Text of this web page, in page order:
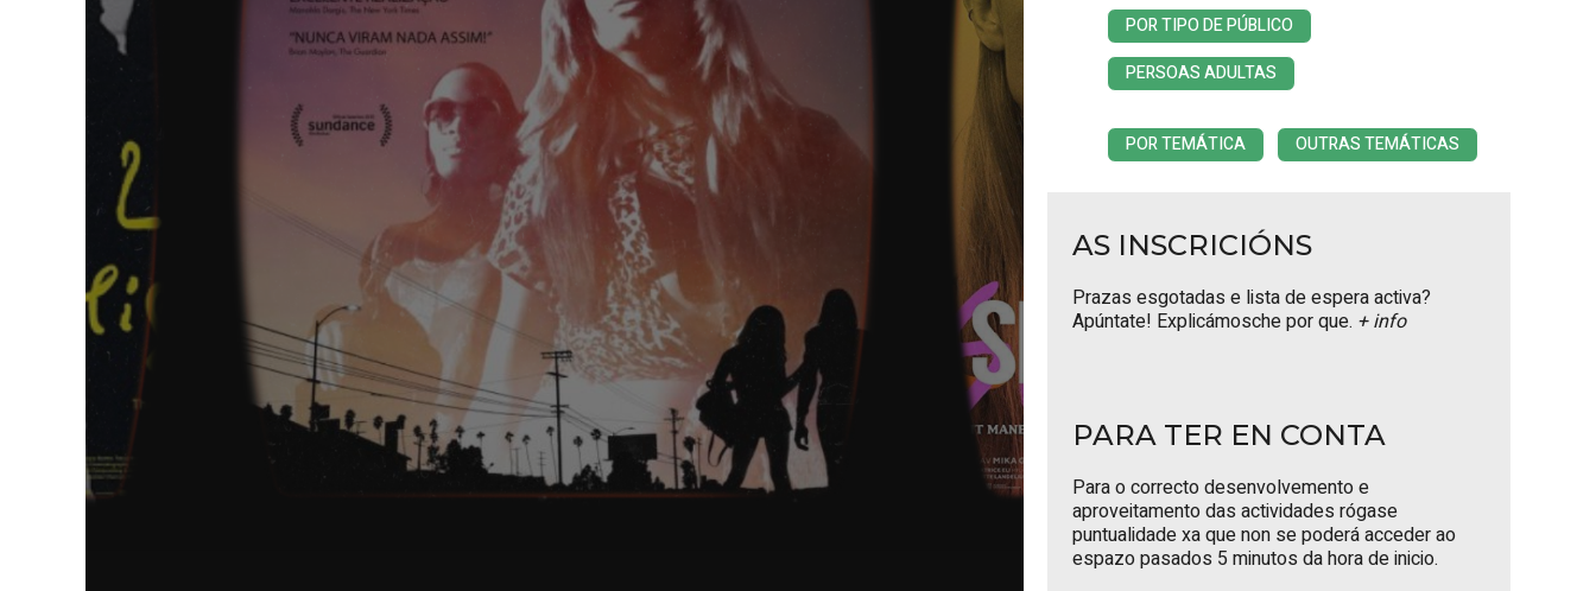
POR TIPO DE PÚBLICO
PERSOAS ADULTAS
POR TEMÁTICA OUTRAS TEMÁTICAS
AS INSCRICIÓNS
Prazas esgotadas e lista de espera activa?
Apúntate! Explicámosche por que. + info
PARA TER EN CONTA
Para o correcto desenvolvemento e
aproveitamento das actividades rógase
puntualidade xa que non se poderá acceder ao
espazo pasados 5 minutos da hora de inicio.